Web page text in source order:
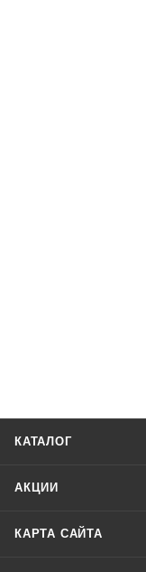
КАТАЛОГ
АКЦИИ
КАРТА САЙТА